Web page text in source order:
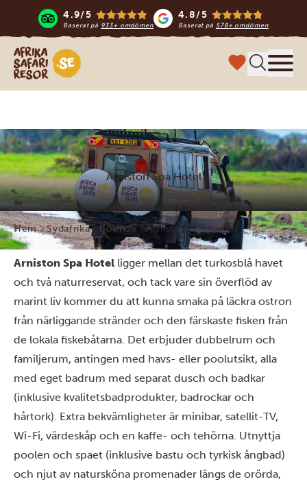
4.9/5
Baserat på 933+ omdömen
4.8/5
Baserat på 578+ omdömen
Safari-resor i Afrika
Arniston Spa Hotel
Hem Sydafrika Boende Arniston Spa Hotel
Arniston Spa Hotel ligger mellan det turkosblå havet
och två naturreservat, och tack vare sin överflöd av
marint liv kommer du att kunna smaka på läckra ostron
från närliggande stränder och den färskaste fisken från
de lokala fiskebåtarna. Det erbjuder dubbelrum och
familjerum, antingen med havs- eller poolutsikt, alla
med eget badrum med separat dusch och badkar
(inklusive kvalitetsbadprodukter, badrockar och
hårtork). Extra bekvämligheter är minibar, satellit-TV,
Wi-Fi, värdeskåp och en kaffe- och tehörna. Utnyttja
poolen och spaet (inklusive bastu och tyrkisk ångbad)
och njut av natursköna promenader längs de orörda,